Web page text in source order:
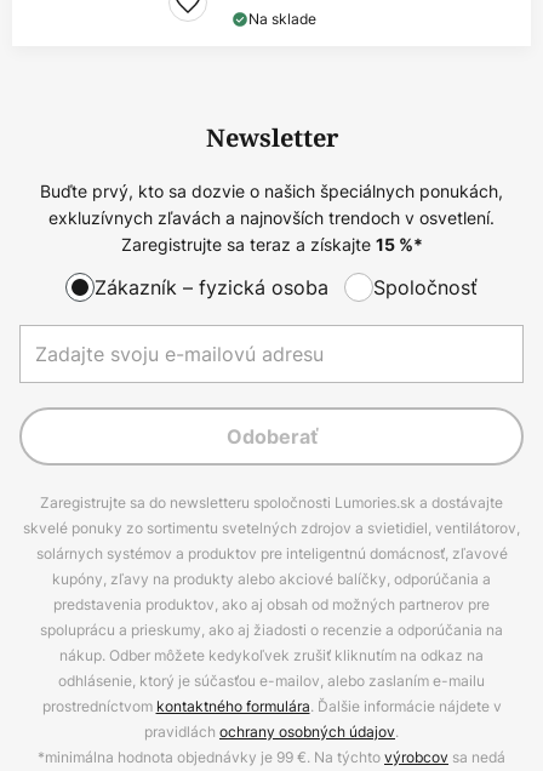
Na sklade
Newsletter
Buďte prvý, kto sa dozvie o našich špeciálnych ponukách,
exkluzívnych zľavách a najnovších trendoch v osvetlení.
Zaregistrujte sa teraz a získajte 15%*
Zákazník – fyzická osoba Spoločnosť
Odoberať
Zaregistrujte sa do newsletteru spoločnosti Lumories.sk a dostávajte
skvelé ponuky zo sortimentu svetelných zdrojov a svietidiel, ventilátorov,
solárnych systémov a produktov pre inteligentnú domácnosť, zľavové
kupóny, zľavy na produkty alebo akciové balíčky, odporúčania a
predstavenia produktov, ako aj obsah od možných partnerov pre
spoluprácu a prieskumy, ako aj žiadosti o recenzie a odporúčania na
nákup. Odber môžete kedykoľvek zrušiť kliknutím na odkaz na
odhlásenie, ktorý je súčasťou e-mailov, alebo zaslaním e-mailu
prostredníctvom kontaktného formulára. Ďalšie informácie nájdete v
pravidlách ochrany osobných údajov.
*minimálna hodnota objednávky je 99 €. Na týchtovýrobcov sa nedá